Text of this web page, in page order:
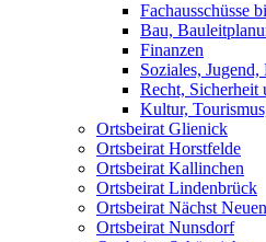
Fachausschüsse
Bau,
Finanzen
Soziales,
Recht, Sicherheit
Kultur,
Ortsbeirat Glienick
Ortsbeirat Horstfelde
Ortsbeirat Kallinchen
Ortsbeirat Lindenbrück
Ortsbeirat Nächst
Ortsbeirat Nunsdorf